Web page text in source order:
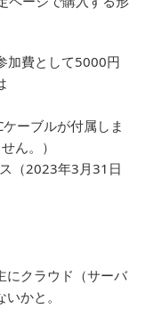
加費として5000円
ーブルが付属しま
ん。）
（2023年3月31日
にクラウド（サーバ
かと。